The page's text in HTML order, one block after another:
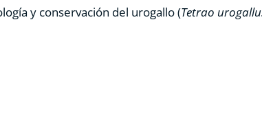
y conservación del urogallo (Tetrao